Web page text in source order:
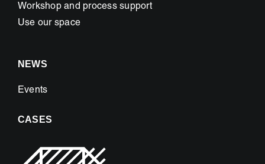
Workshop and process support
Use our space
NEWS
Events
CASES